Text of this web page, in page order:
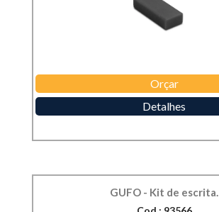
Orçar
Detalhes
GUFO - Kit de escrita.